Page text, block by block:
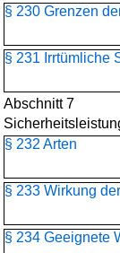
§ 230 Grenzen
§ 231 Irrtümliche
Abschnitt 7
§ 232 Arten
§ 233 Wirkung
§ 234 Geeignete